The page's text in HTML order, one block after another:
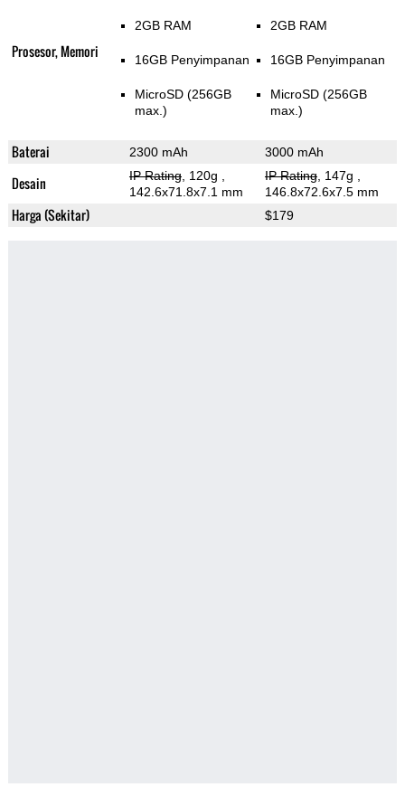
Prosesor, Memori
2GB RAM
16GB Penyimpanan
MicroSD (256GB
max.)
2GB RAM
16GB Penyimpanan
MicroSD (256GB
max.)
Baterai 2300 mAh 3000 mAh
Desain IP Rating, 120g
142.6x71.8x7.1 mm
IP Rating, 147g
146.8x72.6x7.5 mm
Harga (Sekitar) $179